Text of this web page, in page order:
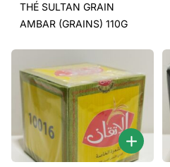
THÉ SULTAN GRAIN
AMBAR (GRAINS) 110G